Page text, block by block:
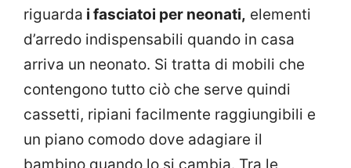
riguarda i fasciatoi per neonati, elementi
d’arredo indispensabili quando in casa
arriva un neonato. Si tratta di mobili che
contengono tutto ciò che serve quindi
cassetti, ripiani facilmente raggiungibili e
un piano comodo dove adagiare il